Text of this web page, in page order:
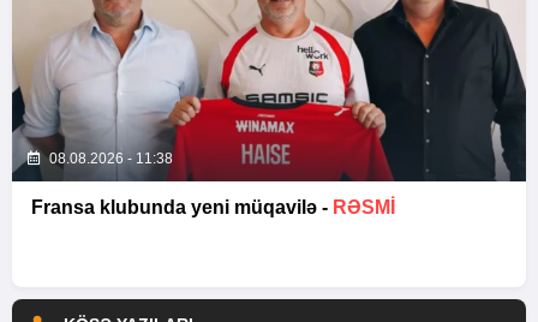
08.08.2026 - 11:38
Fransa klubunda yeni müqavilə - RƏSMİ